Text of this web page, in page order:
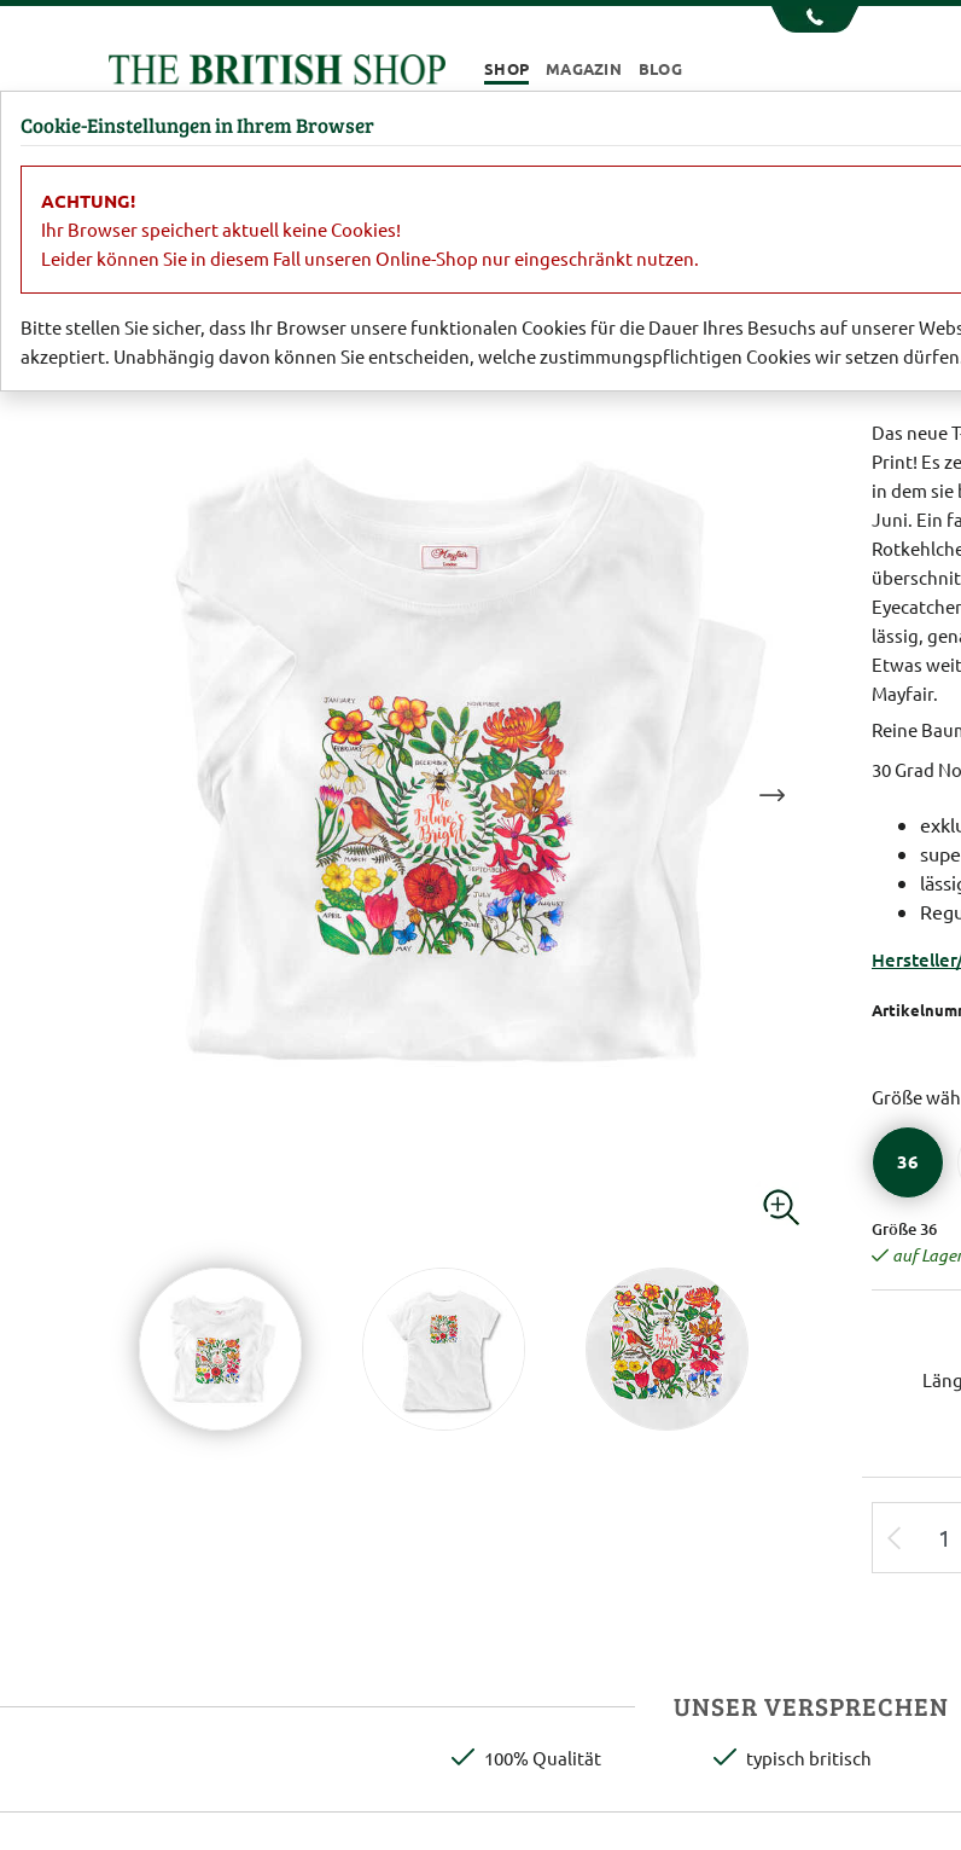
SHOP MAGAZIN BLOG
Damen Herren Barbour Parfümerie
Das neue
Print! Es
in dem sie
Juni. Ein
lässig,
Etwas
Mayfair.
Reine
30 Grad
Größe
36
Größe 36
auf
UNSER VERSPRECHEN
100% Qualität typisch britisch
Cookie-Einstellungen in Ihrem Browser
ACHTUNG!
Ihr Browser speichert aktuell keine Cookies!
Leider können Sie in diesem Fall unseren Online-Shop nur eingeschränkt nutzen.
Bitte stellen Sie sicher, dass Ihr Browser unsere funktionalen Cookies für die Dauer Ihres Besuchs auf unserer
akzeptiert. Unabhängig davon können Sie entscheiden, welche zustimmungspflichtigen Cookies wir setzen